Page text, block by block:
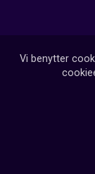
Vi benytter